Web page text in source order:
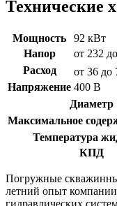
Технические
Мощность
92 кВт
Напор
от 232
Расход
от 36 до
Напряжение 400 В
Диаметр
Максимальное
Температура
КПД
Погружные
летний опыт
гидравлических